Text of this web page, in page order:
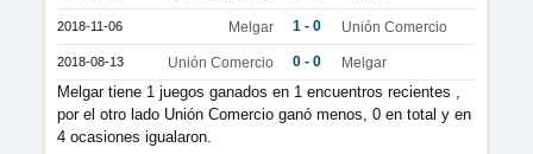
2018-11-06 Melgar 1 - 0 Unión Comercio
2018-08-13 Unión Comercio 0 - 0 Melgar
Melgar tiene 1 juegos ganados en 1 encuentros recientes ,
por el otro lado Unión Comercio ganó menos, 0 en total y en
4 ocasiones igualaron.